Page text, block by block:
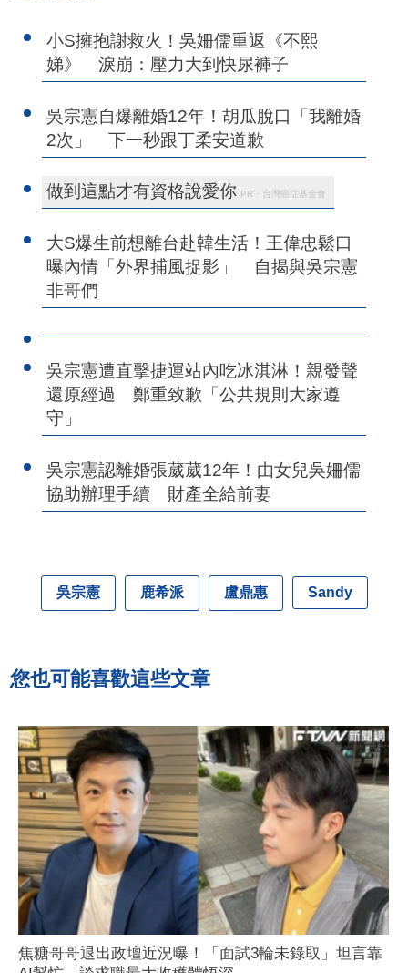
小S擁抱謝救火！吳姍儒重返《不熙
娣》 淚崩：壓力大到快尿褲子
吳宗憲自爆離婚12年！胡瓜脫口「我離婚
2次」 下一秒跟丁柔安道歉
做到這點才有資格說愛你 PR・台灣癌症基金會
大S爆生前想離台赴韓生活！王偉忠鬆口
曝內情「外界捕風捉影」 自揭與吳宗憲
非哥們
吳宗憲遭直擊捷運站內吃冰淇淋！親發聲
還原經過 鄭重致歉「公共規則大家遵
守」
吳宗憲認離婚張葳葳12年！由女兒吳姍儒
協助辦理手續 財產全給前妻
吳宗憲 鹿希派 盧鼎惠 Sandy
您也可能喜歡這些文章
焦糖哥哥退出政壇近況曝！「面試3輪未錄取」坦言靠